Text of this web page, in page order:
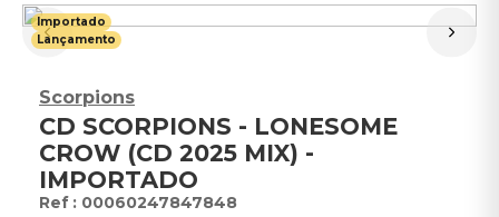
Importado
Lançamento
Scorpions
CD SCORPIONS - LONESOME
CROW (CD 2025 MIX) -
IMPORTADO
: 00060247847848